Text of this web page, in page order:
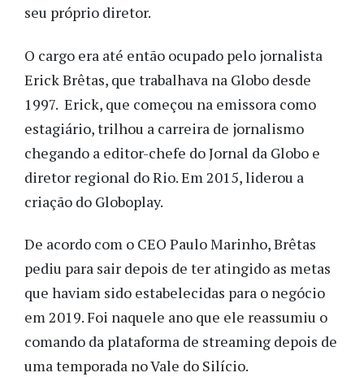
seu próprio diretor.
O cargo era até então ocupado pelo jornalista
Erick Brêtas, que trabalhava na Globo desde
1997. Erick, que começou na emissora como
estagiário, trilhou a carreira de jornalismo
chegando a editor-chefe do Jornal da Globo e
diretor regional do Rio. Em 2015, liderou a
criação do Globoplay.
De acordo com o CEO Paulo Marinho, Brêtas
pediu para sair depois de ter atingido as metas
que haviam sido estabelecidas para o negócio
em 2019. Foi naquele ano que ele reassumiu o
comando da plataforma de streaming depois de
uma temporada no Vale do Silício.